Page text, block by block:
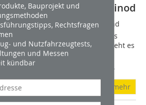
Bauprojekt und
Rechtsfragen
und Nutzfahrzeugtests,
und Messen
kündbar
historisches Kleinod
hab gebaut nach meinem Sinn, und
das Haus nicht gefällt, der bau es
für sein Geld, Anno 1863. So steht es
Erker der Villa Gericke in
Das mit vielen deko­rativen...
mehr